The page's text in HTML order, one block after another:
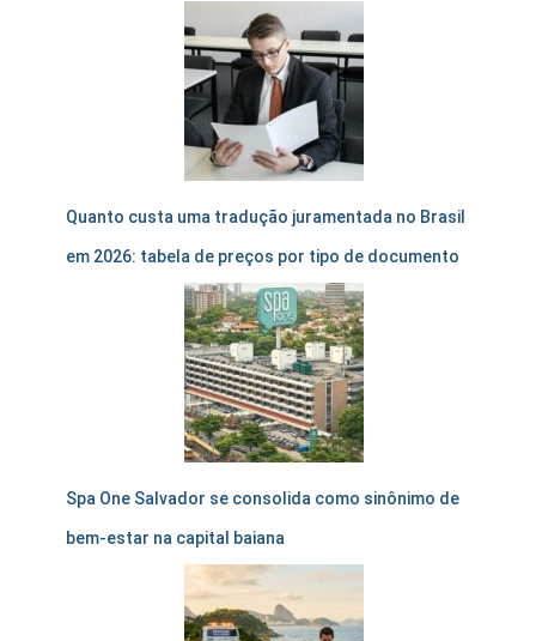
Quanto custa uma tradução juramentada no Brasil
em 2026: tabela de preços por tipo de documento
Spa One Salvador se consolida como sinônimo de
bem-estar na capital baiana